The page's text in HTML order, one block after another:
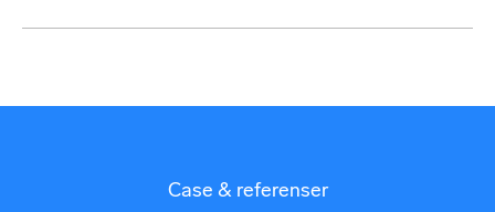
Case & referenser